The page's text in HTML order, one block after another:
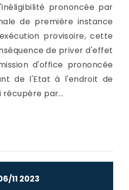
prononcée par
de première instance
provisoire, cette
de priver d'effet
d'office prononcée
de l'Etat à l'endroit de
par...
11 2023